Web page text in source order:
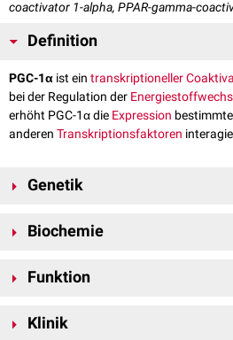
coactivator 1-alpha, PPAR-gamma-
Definition
PGC-1α ist ein transkriptioneller
bei der Regulation der
erhöht PGC-1α die Expression
anderen Transkriptionsfaktoren
Genetik
4p15.2.Biochemie
anderen Proteinen und zur Regulierung
einschließlich
Funktion
Energiestoffwechsels. Es fördert die
Klinik